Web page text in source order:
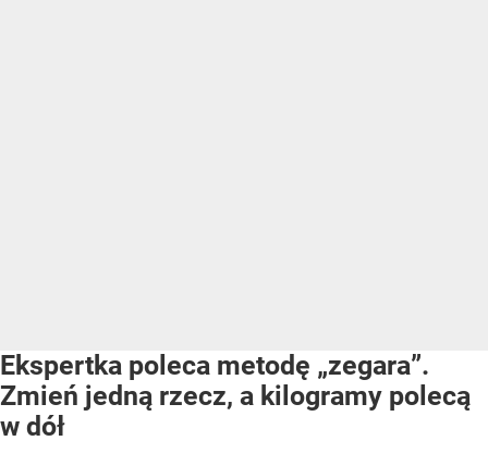
Ekspertka poleca metodę „zegara”.
Zmień jedną rzecz, a kilogramy polecą
w dół